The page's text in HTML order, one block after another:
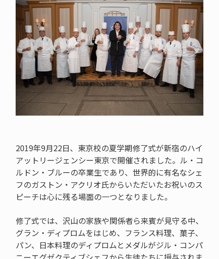
2019年9月22日、東京校の夏学期修了式が新宿のハイ
アットリージェンシー東京で開催されました。ル・コ
ルドン・ブルーの卒業生であり、世界的に有名なシェ
フのガストン・アクリオ氏からいただいたお祝いのス
ピーチは心に残る場面の一つとなりました。
修了式では、沢山の家族や関係者ら来賓が見守る中、
グラン・ディプロムをはじめ、フランス料理、菓子、
パン、日本料理のディプロムとメダルがジル・コンパ